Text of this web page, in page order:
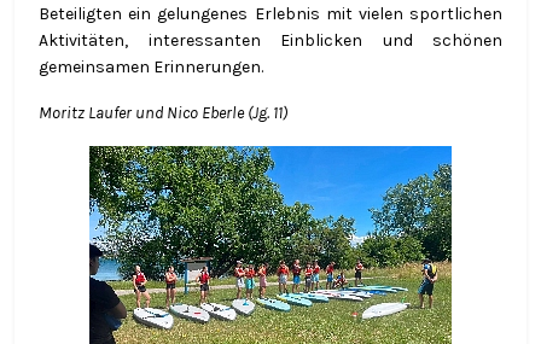
Beteiligten ein gelungenes Erlebnis mit vielen sportlichen
Aktivitäten, interessanten Einblicken und schönen
gemeinsamen Erinnerungen.
Moritz Laufer und Nico Eberle (Jg. 11)